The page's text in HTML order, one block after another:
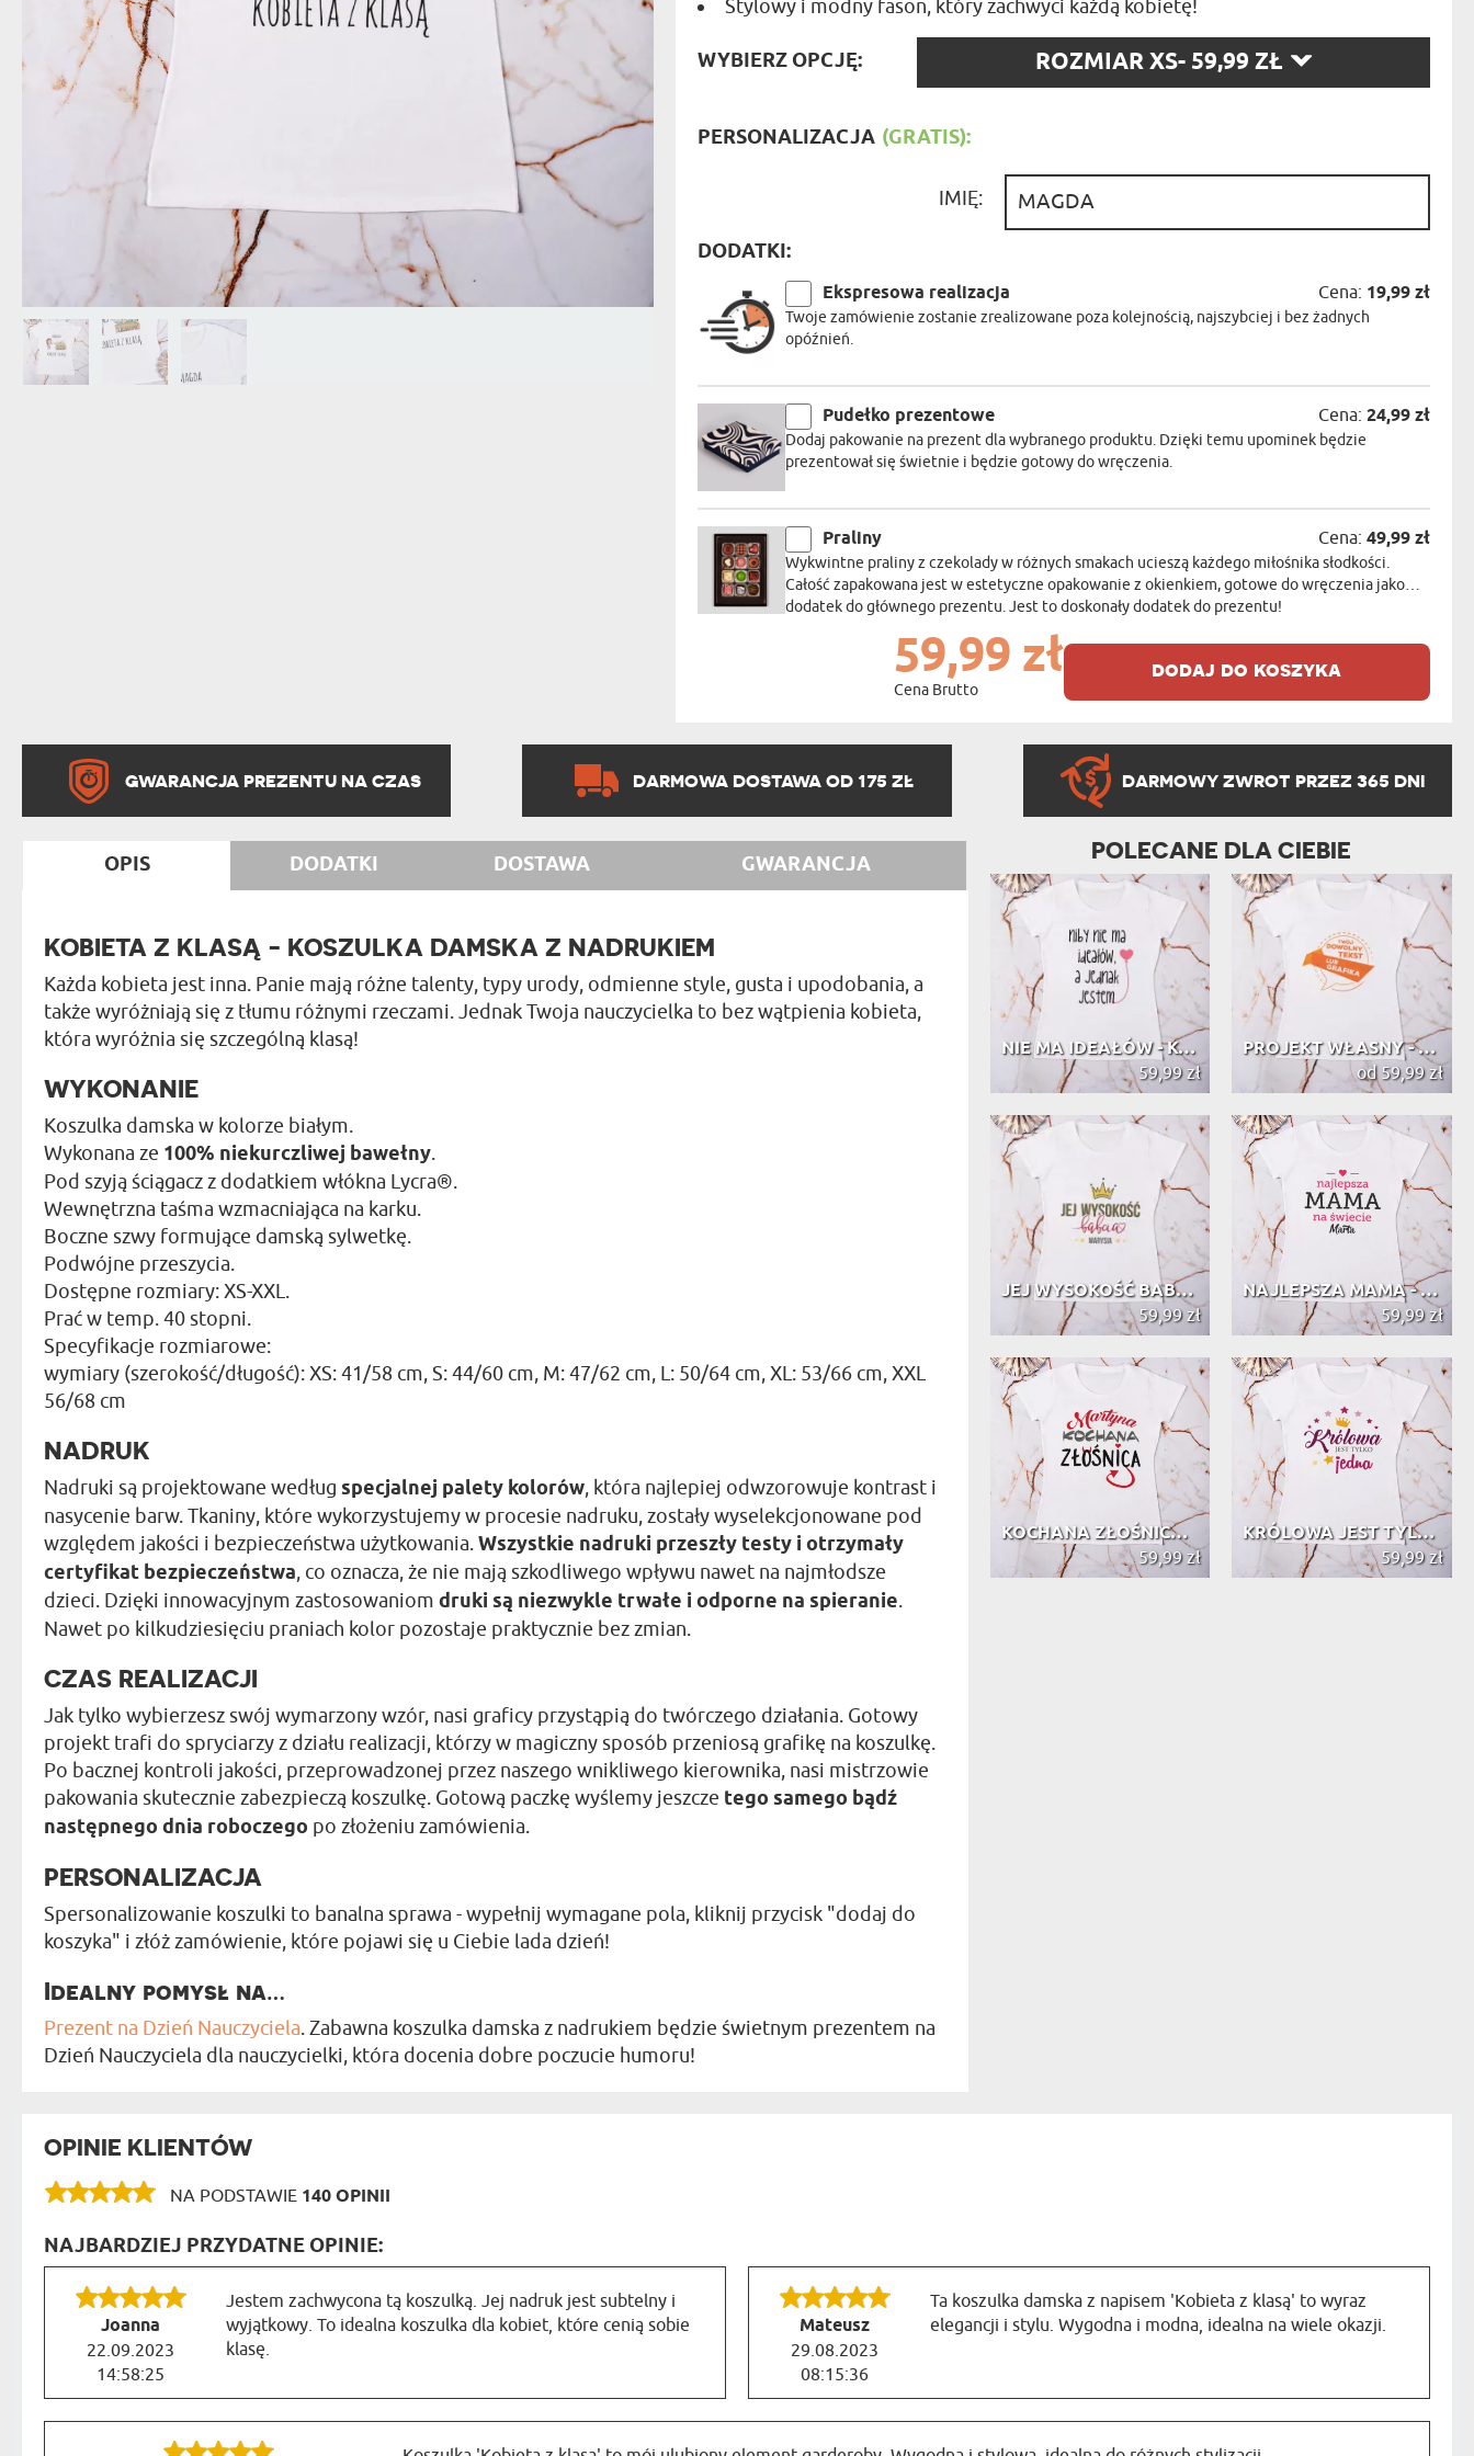
PREZENT DLA
PODRÓŻNIKA
STRAŻAKA
WĘDKARZA
ŻARTOWNISIA
PRODUKTY SPOŻYWCZE
CHARAKTER PREZENTU
SZKLANKI DO WHISKY BESTSELLER
Stylowy i modny fason, który zachwyci każdą kobietę!
WYBIERZ OPCJĘ: ROZMIAR XS- 59,99 ZŁ
PERSONALIZACJA (GRATIS):
IMIĘ:
DODATKI:
Ekspresowa realizacja Cena: 19,99 zł
Twoje zamówienie zostanie zrealizowane poza kolejnością, najszybciej i bez żadnych
opóźnień.
Pudełko prezentowe Cena: 24,99 zł
Dodaj pakowanie na prezent dla wybranego produktu. Dzięki temu upominek będzie
prezentował się świetnie i będzie gotowy do wręczenia.
Praliny Cena: 49,99 zł
Wykwintne praliny z czekolady w różnych smakach ucieszą każdego miłośnika słodkości.
Całość zapakowana jest w estetyczne opakowanie z okienkiem, gotowe do wręczenia jako
dodatek do głównego prezentu. Jest to doskonały dodatek do prezentu!
59,99 zł
Cena Brutto
dodaj do koszyka
GWARANCJA PREZENTU NA CZAS DARMOWA DOSTAWA OD 175 ZŁ DARMOWY ZWROT PRZEZ 365 DNI
OPIS DODATKI DOSTAWA GWARANCJA
KOBIETA Z KLASĄ - KOSZULKA DAMSKA Z NADRUKIEM
Każda kobieta jest inna. Panie mają różne talenty, typy urody, odmienne style, gusta i upodobania, a
także wyróżniają się z tłumu różnymi rzeczami. Jednak Twoja nauczycielka to bez wątpienia kobieta,
która wyróżnia się szczególną klasą!
WYKONANIE
Koszulka damska w kolorze białym.
Wykonana ze 100% niekurczliwej bawełny.
Pod szyją ściągacz z dodatkiem włókna Lycra®.
Wewnętrzna taśma wzmacniająca na karku.
Boczne szwy formujące damską sylwetkę.
Podwójne przeszycia.
Dostępne rozmiary: XS-XXL.
Prać w temp. 40 stopni.
Specyfikacje rozmiarowe:
wymiary (szerokość/długość): XS: 41/58 cm, S: 44/60 cm, M: 47/62 cm, L: 50/64 cm, XL: 53/66 cm, XXL
56/68 cm
NADRUK
Nadruki są projektowane według specjalnej palety kolorów, która najlepiej odwzorowuje kontrast i
nasycenie barw. Tkaniny, które wykorzystujemy w procesie nadruku, zostały wyselekcjonowane pod
względem jakości i bezpieczeństwa użytkowania.Wszystkie nadruki przeszły testy i otrzymały
certyfikat bezpieczeństwa, co oznacza, że nie mają szkodliwego wpływu nawet na najmłodsze
dzieci. Dzięki innowacyjnym zastosowaniom druki są niezwykle trwałe i odporne na spieranie.
Nawet po kilkudziesięciu praniach kolor pozostaje praktycznie bez zmian.
CZAS REALIZACJI
Jak tylko wybierzesz swój wymarzony wzór, nasi graficy przystąpią do twórczego działania. Gotowy
projekt trafi do spryciarzy z działu realizacji, którzy w magiczny sposób przeniosą grafikę na koszulkę.
Po bacznej kontroli jakości, przeprowadzonej przez naszego wnikliwego kierownika, nasi mistrzowie
pakowania skutecznie zabezpieczą koszulkę. Gotową paczkę wyślemy jeszcze tego samego bądź
następnego dnia roboczego po złożeniu zamówienia.
PERSONALIZACJA
Spersonalizowanie koszulki to banalna sprawa - wypełnij wymagane pola, kliknij przycisk "dodaj do
koszyka" i złóż zamówienie, które pojawi się u Ciebie lada dzień!
Idealny pomysł na…
Prezent na Dzień Nauczyciela. Zabawna koszulka damska z nadrukiem będzie świetnym prezentem na
Dzień Nauczyciela dla nauczycielki, która docenia dobre poczucie humoru!
POLECANE DLA CIEBIE
NIE MA IDEAŁÓW - KOSZULKA DLA DZIEW...
59,99 zł
PROJEKT WŁASNY - KOSZULKA DAMSKA Z ...
od 59,99 zł
JEJ WYSOKOŚĆ BABCIA - KOSZULKA DAMS...
59,99 zł
NAJLEPSZA MAMA - KOSZULKA DAMSKA Z ...
59,99 zł
KOCHANA ZŁOŚNICA - KOSZULKA DAMSKA ...
59,99 zł
KRÓLOWA JEST TYLKO JEDNA - KOSZULKA...
59,99 zł
OPINIE KLIENTÓW
NA PODSTAWIE 140 OPINII
NAJBARDZIEJ PRZYDATNE OPINIE:
Joanna
22.09.2023
14:58:25
Jestem zachwycona tą koszulką. Jej nadruk jest subtelny i
wyjątkowy. To idealna koszulka dla kobiet, które cenią sobie
klasę.
Mateusz
29.08.2023
08:15:36
Ta koszulka damska z napisem 'Kobieta z klasą' to wyraz
elegancji i stylu. Wygodna i modna, idealna na wiele okazji.